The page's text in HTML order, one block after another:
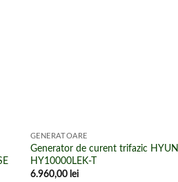
GENERATOARE
Generator de curent trifazic
HY10000LEK-T
6.960,00 lei